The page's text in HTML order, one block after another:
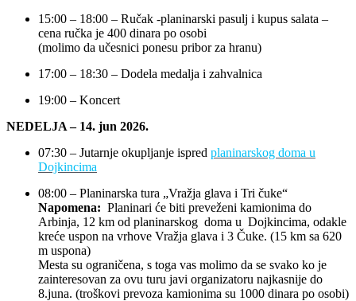
15:00 – 18:00 – Ručak -planinarski pasulj i kupus salata –
cena ručka je 400 dinara po osobi
(molimo da učesnici ponesu pribor za hranu)
17:00 – 18:30 – Dodela medalja i zahvalnica
19:00 – Koncert
NEDELJA – 14. jun 2026.
07:30 – Jutarnje okupljanje ispred planinarskog doma u
Dojkincima
08:00 – Planinarska tura „Vražja glava i Tri čuke“
Napomena: Planinari će biti preveženi kamionima do
Arbinja, 12 km od planinarskog doma u Dojkincima, odakle
kreće uspon na vrhove Vražja glava i 3 Čuke. (15 km sa 620
m uspona)
Mesta su ograničena, s toga vas molimo da se svako ko je
zainteresovan za ovu turu javi organizatoru najkasnije do
8.juna. (troškovi prevoza kamionima su 1000 dinara po osobi)